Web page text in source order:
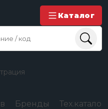
Каталог
Бренды